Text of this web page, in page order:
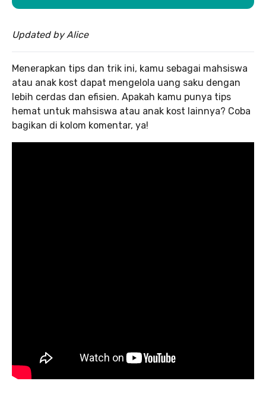
Updated by Alice
Menerapkan tips dan trik ini, kamu sebagai mahsiswa
atau anak kost dapat mengelola uang saku dengan
lebih cerdas dan efisien. Apakah kamu punya tips
hemat untuk mahsiswa atau anak kost lainnya? Coba
bagikan di kolom komentar, ya!